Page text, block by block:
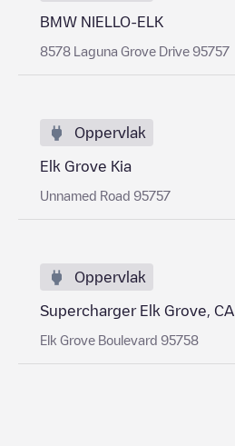
BMW NIELLO-ELK
8578 Laguna Grove Drive 95757
Oppervlak
Elk Grove Kia
Unnamed Road 95757
Oppervlak
Supercharger Elk Grove, CA
Elk Grove Boulevard 95758